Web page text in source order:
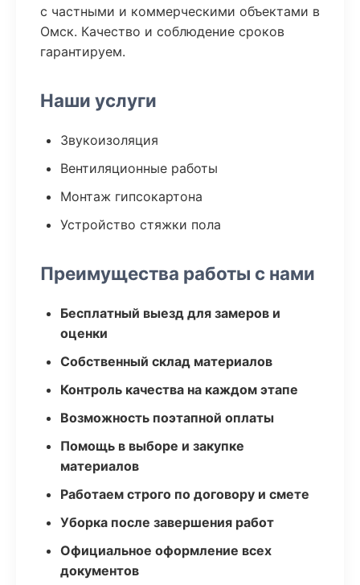
с частными и коммерческими объектами в
Омск. Качество и соблюдение сроков
гарантируем.
Наши услуги
Звукоизоляция
Вентиляционные работы
Монтаж гипсокартона
Устройство стяжки пола
Преимущества работы с нами
Бесплатный выезд для замеров и
оценки
Собственный склад материалов
Контроль качества на каждом этапе
Возможность поэтапной оплаты
Помощь в выборе и закупке
материалов
Работаем строго по договору и смете
Уборка после завершения работ
Официальное оформление всех
документов